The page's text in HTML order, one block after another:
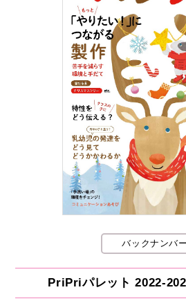
バックナンバー
PriPriパレット 2022-